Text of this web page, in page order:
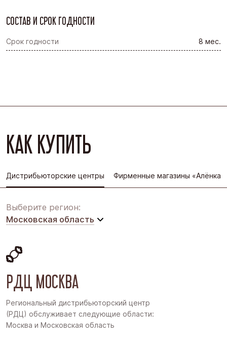
СОСТАВ И СРОК ГОДНОСТИ
Срок годности 8 мес.
КАК КУПИТЬ
Дистрибьюторские центры Фирменные магазины «Алёнка»
Выберите регион:
Московская область
Восточная Сибирь
Дальний Восток
Поволжье
РДЦ МОСКВА
Региональный дистрибьюторский центр
(РДЦ) обслуживает следующие области:
Москва и Московская область